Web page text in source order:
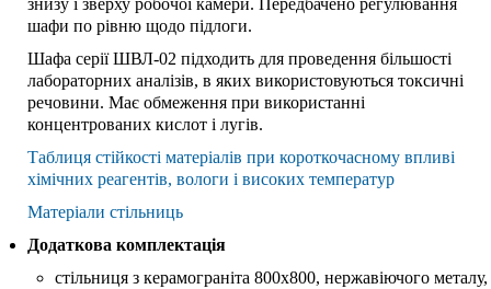
знизу і зверху робочої камери. Передбачено регулювання
шафи по рівню щодо підлоги.
Шафа серії ШВЛ-02 підходить для проведення більшості
лабораторних аналізів, в яких використовуються токсичні
речовини. Має обмеження при використанні
концентрованих кислот і лугів.
Таблиця стійкості матеріалів при короткочасному впливі
хімічних реагентів, вологи і високих температур
Матеріали стільниць
Додаткова комплектація
стільниця з керамограніта 800х800, нержавіючого металу,